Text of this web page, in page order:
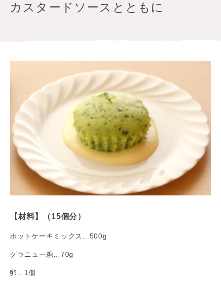
カスタードソースとともに
【材料】（15個分）
ホットケーキミックス…500g
グラニュー糖…70g
卵…1個